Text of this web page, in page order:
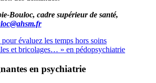
Bouloc, cadre supérieur de santé,
évaluez les temps hors soins
et bricolages… » en pédopsychiatrie
en psychiatrie